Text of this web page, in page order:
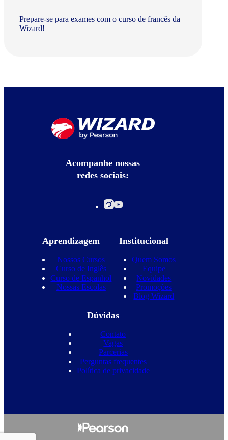
Prepare-se para exames com o curso de francês da
Wizard!
Acompanhe nossas
redes sociais:
Aprendizagem
Nossos Cursos
Curso de Inglês
Curso de Espanhol
Nossas Escolas
Institucional
Quem Somos
Equipe
Novidades
Promoções
Blog Wizard
Dúvidas
Contato
Vagas
Parcerias
Perguntas frequentes
Política de privacidade